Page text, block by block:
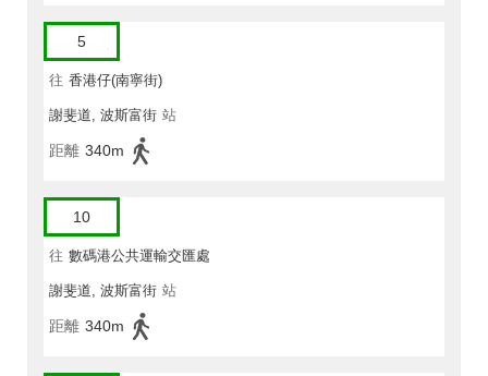
5
往 香港仔(南寧街)
謝斐道, 波斯富街 站
距離 340m
10
往 數碼港公共運輸交匯處
謝斐道, 波斯富街 站
距離 340m